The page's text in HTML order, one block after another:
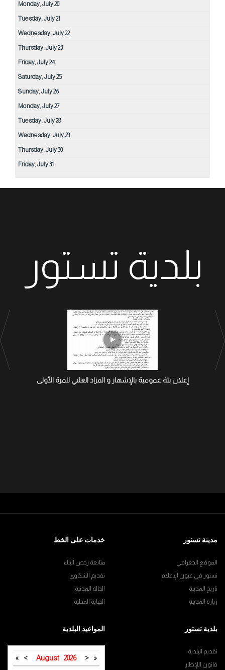
Monday,July20
Tuesday,July21
Wednesday,July22
Thursday,July23
Friday,July24
Saturday,July25
Sunday,July26
Monday,July27
Tuesday,July28
Wednesday,July29
Thursday,July30
Friday,July31
بلدية تستور
إعلان بتة عمومية بالإشهار و المزاد العلني للمرة الأولى
مدينة تستور
الموقع الجغرافي
تستور في عيون الإعلام
تاريخ المدينة
زيارة المدينة
خدمات على الخط
متابعة رخص البناء
تقديم الشكاوي
الحالة المدنية
الجباية المحلية
بلدية تستور
تقديم البلدية
قانون اللإطار
المواعيد البلدية
«
<
August 2026
>
»